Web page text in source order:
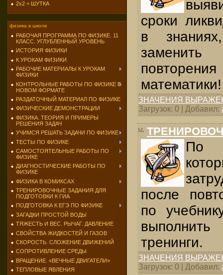
2х2 + ШУТКА
физика в школе
РАБОЧАЯ ПРОГРАММА ПО ФИЗИКЕ. 11
КЛАСС. УГЛУБЛЕННЫЙ УРОВЕНЬ
ИСТОРИЯ ФИЗИКИ
К УРОКАМ ФИЗИКИ
РАБОЧИЕ МАТЕРИАЛЫ К УРОКАМ
ФИЗИКИ
КОНТРОЛЬНЫЕ РАБОТЫ ПО ФИЗИКЕ В
НОВОМ ФОРМАТЕ
РАЗДАТОЧНЫЙ МАТЕРИАЛ ПО ФИЗИКЕ
ФИЗИЧЕСКИЕ ДЕМОНСТРАЦИИ
ФИЗИКА. ТЕОРИЯ И ПРИМЕРЫ
РЕШЕНИЯ ЗАДАЧ
УЧИМСЯ РЕШАТЬ ЗАДАЧИ ПО ФИЗИКЕ
ТЕСТЫ ПО ФИЗИКЕ
САМОСТОЯТЕЛЬНЫЕ РАБОТЫ ПО
ФИЗИКЕ
ДИАГНОСТИЧЕСКИЕ РАБОТЫ ПО
ФИЗИКЕ
ФИЗИКА В КОМИКСАХ
ТРЕНИРОВОЧНЫЕ ЗАДАНИЯ ДЛЯ
ПОДГОТОВКИ К ГИА
ПОДГОТОВКА К ЕГЭ ПО ФИЗИКЕ
ЗАГАДКИ ПРОСТОЙ ВОДЫ
ТЯЖЕСТЬ И ВЕС. РЫЧАГ. ДАВЛЕНИЕ
СВОЙСТВА ЖИДКОСТЕЙ И ГАЗОВ
СКОРОСТЬ. СЛОЖЕНИЕ ДВИЖЕНИЙ
СОПРОТИВЛЕНИЕ СРЕДЫ
ВРАЩЕНИЕ. «ВЕЧНЫЕ ДВИГАТЕЛИ»
ТЕПЛОВЫЕ ЯВЛЕНИЯ
сроки
в
заменить
математики!
ЗНАЧЕНИЯ
Загрузок: 0 | Добавил:
По
после
по
тренинги.
ЗНАЧЕНИЯ
Загрузок: 0 | Добавил: